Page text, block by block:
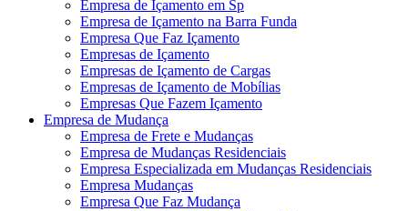
Empresa de Içamento em Sp
Empresa de Içamento na Barra Funda
Empresa Que Faz Içamento
Empresas de Içamento
Empresas de Içamento de Cargas
Empresas de Içamento de Mobílias
Empresas Que Fazem Içamento
Empresa de Mudança
Empresa de Frete e Mudanças
Empresa de Mudanças Residenciais
Empresa Especializada em Mudanças Residenciais
Empresa Mudanças
Empresa Que Faz Mudança